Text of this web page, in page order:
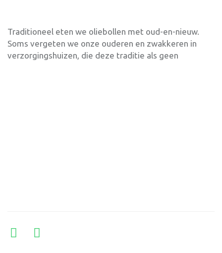
Traditioneel eten we oliebollen met oud-en-nieuw.
Soms vergeten we onze ouderen en zwakkeren in
verzorgingshuizen, die deze traditie als geen